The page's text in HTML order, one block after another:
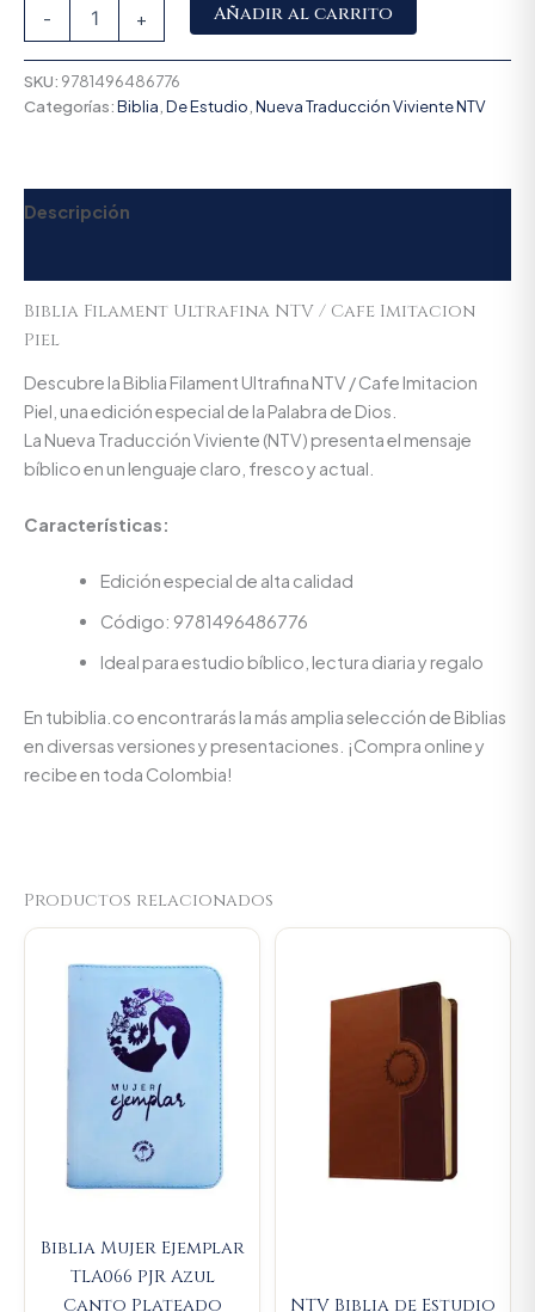
- + Añadir al carrito
SKU: 9781496486776
Categorías:Biblia De Estudio Nueva Traducción Viviente NTV
Descripción
Biblia Filament Ultrafina NTV / Cafe Imitacion
Piel
Descubre la Biblia Filament Ultrafina NTV / Cafe Imitacion
Piel, una edición especial de la Palabra de Dios.
La Nueva Traducción Viviente (NTV) presenta el mensaje
bíblico en un lenguaje claro, fresco y actual.
Características:
Edición especial de alta calidad
Código: 9781496486776
Ideal para estudio bíblico, lectura diaria y regalo
En tubiblia.co encontrarás la más amplia selección de Biblias
en diversas versiones y presentaciones. ¡Compra online y
recibe en toda Colombia!
Productos relacionados
Biblia Mujer Ejemplar
TLA066 PJR Azul
Canto Plateado
$106.000.
Current
is:
$100.700.
NTV Biblia de Estudio